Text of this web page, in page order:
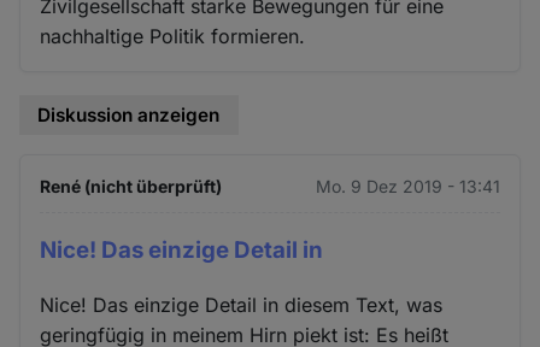
Zivilgesellschaft starke Bewegungen für eine
nachhaltige Politik formieren.
Diskussion anzeigen
René (nicht überprüft) Mo. 9 Dez 2019 - 13:41
Nice! Das einzige Detail in
Nice! Das einzige Detail in diesem Text, was
geringfügig in meinem Hirn piekt ist: Es heißt